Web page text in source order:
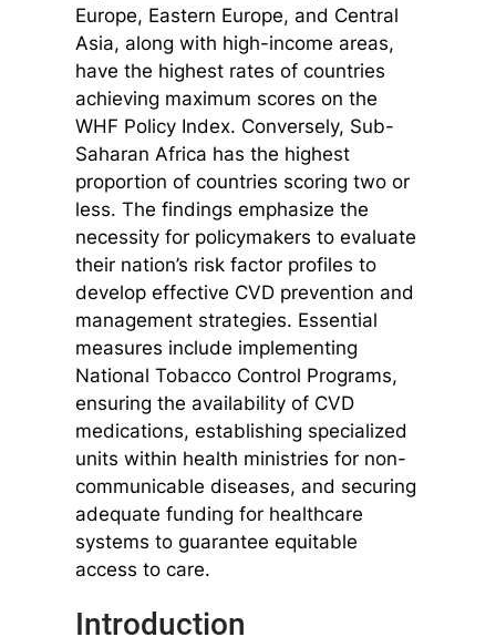
Europe, Eastern Europe, and Central
Asia, along with high-income areas,
have the highest rates of countries
achieving maximum scores on the
WHF Policy Index. Conversely, Sub-
Saharan Africa has the highest
proportion of countries scoring two or
less. The findings emphasize the
necessity for policymakers to evaluate
their nation’s risk factor profiles to
develop effective CVD prevention and
management strategies. Essential
measures include implementing
National Tobacco Control Programs,
ensuring the availability of CVD
medications, establishing specialized
units within health ministries for non-
communicable diseases, and securing
adequate funding for healthcare
systems to guarantee equitable
access to care.
Introduction